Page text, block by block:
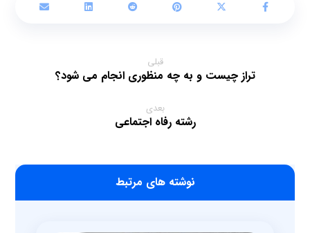
قبلی
تراز چیست و به چه منظوری انجام می شود؟
بعدی
رشته رفاه اجتماعی
‫نوشته های مرتبط